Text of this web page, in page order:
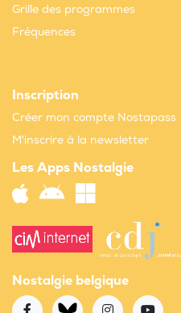
Grille des programmes
Fréquences
Inscription
Créer mon compte Nostapass
M'inscrire à la newsletter
Les Apps Nostalgie
Nostalgie belgique